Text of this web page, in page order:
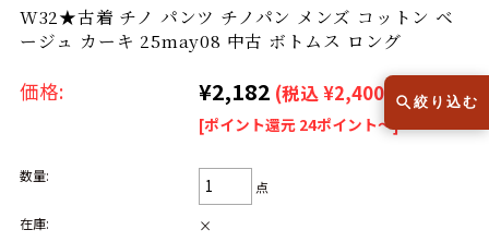
発送について 12時までのご注文で当日出荷！
今週のHOTワード（7/29〜8/4）
W32★古着 チノ パンツ チノパン メンズ コットン ベ
ージュ カーキ 25may08 中古 ボトムス ロング
価格: ¥2,182 (税込 ¥2,400)
[ポイント還元 24ポイント～]
数量:
点
在庫:
×
絞り込む